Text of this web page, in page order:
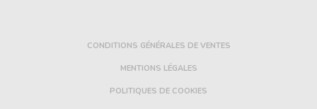
CONDITIONS GÉNÉRALES DE VENTES
MENTIONS LÉGALES
POLITIQUES DE COOKIES